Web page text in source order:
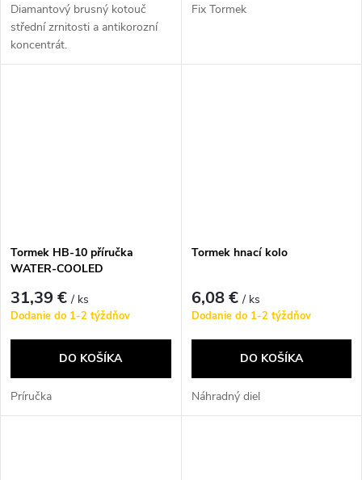
Diamantový brusný kotouč
střední zrnitosti a antikorozní
koncentrát.
Fix Tormek
Tormek HB-10 příručka
WATER-COOLED
TOOLS
31,39 €/ ks
Dodanie do 1-2 týždňov
DO KOŠÍKA
Príručka
Tormek hnací kolo
6,08 €/ ks
Dodanie do 1-2 týždňov
DO KOŠÍKA
Náhradný diel